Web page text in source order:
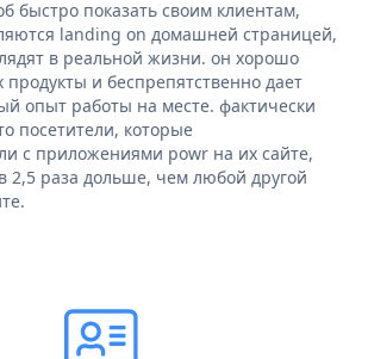
быстро показать своим клиентам,
landing on домашней страницей,
в реальной жизни. он хорошо
продукты и беспрепятственно дает
опыт работы на месте. фактически
посетители, которые
с приложениями powr на их сайте,
2,5 раза дольше, чем любой другой